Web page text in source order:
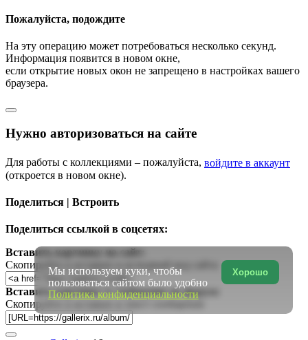
Пожалуйста, подождите
На эту операцию может потребоваться несколько секунд.
Информация появится в новом окне,
если открытие новых окон не запрещено в настройках вашего
браузера.
Нужно авторизоваться на сайте
Для работы с коллекциями – пожалуйста, войдите в аккаунт
(откроется в новом окне).
Поделиться | Встроить
Поделиться ссылкой в соцсетях:
Вставить картинку на сайт:
Скопируйте и вставьте в исходный код сайта
Вставить картинку в сообщение на форум:
Скопируйте и вставьте в текст сообщения
Хорошо
Мы используем куки, чтобы
пользоваться сайтом было удобно
Политика конфиденциальности